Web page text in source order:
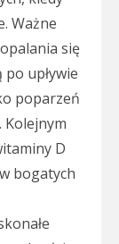
Ważne
się
upływie
poparzeń
Kolejnym
D
bogatych